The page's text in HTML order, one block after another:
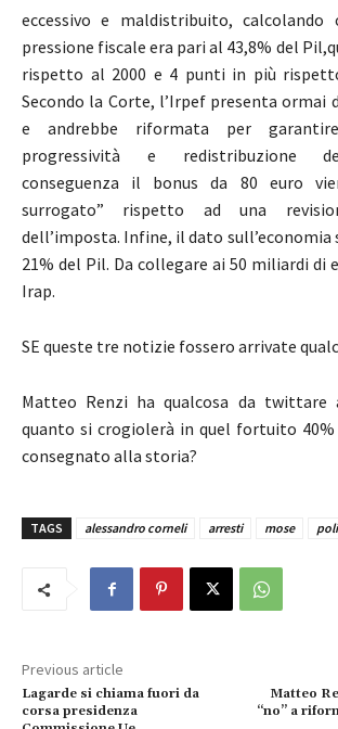
eccessivo e maldistribuito,
pressione fiscale era pari al 43,8% del
rispetto al 2000 e 4 punti in più
Secondo la Corte, l’Irpef presenta ormai
e andrebbe riformata per
progressività e redistribuzione
conseguenza il bonus da 80 euro
surrogato” rispetto ad una
dell’imposta. Infine, il dato sull’economia
21% del Pil. Da collegare ai 50 miliardi di
Irap.
SE queste tre notizie fossero arrivate
Matteo Renzi ha qualcosa da twittare
quanto si crogiolerà in quel fortuito
consegnato alla storia?
TAGS alessandro corneli arresti mose
Previous article
Lagarde si chiama fuori da
corsa presidenza
Matteo
“no” a